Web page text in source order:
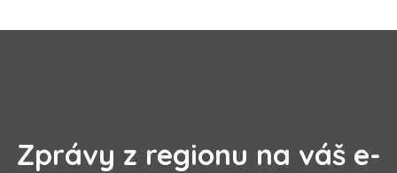
Zprávy z regionu na váš e-